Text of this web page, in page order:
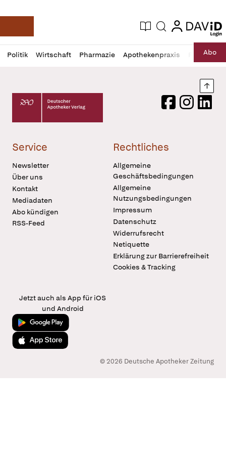
Deutsche Apotheker Zeitung
Aktuelle Ausgabe
Suche login
login
Politik Wirtschaft Pharmazie Apothekenpraxis RechtAbo
Profil
öffnen
Daz
Pur
Deutscher Apotheker Verlag Logo
FacebookInstagram
Service
Newsletter
Über uns
Kontakt
Mediadaten
Abo kündigen
RSS-Feed
Rechtliches
Allgemeine
Geschäftsbedingungen
Allgemeine
Nutzungsbedingungen
Impressum
Datenschutz
Widerrufsrecht
Netiquette
Erklärung zur Barrierefreiheit
Cookies & Tracking
Jetzt auch als App für iOS
und Android
Jetzt bei Google Play
Laden im App Store
© 2026 Deutsche Apotheker Zeitung